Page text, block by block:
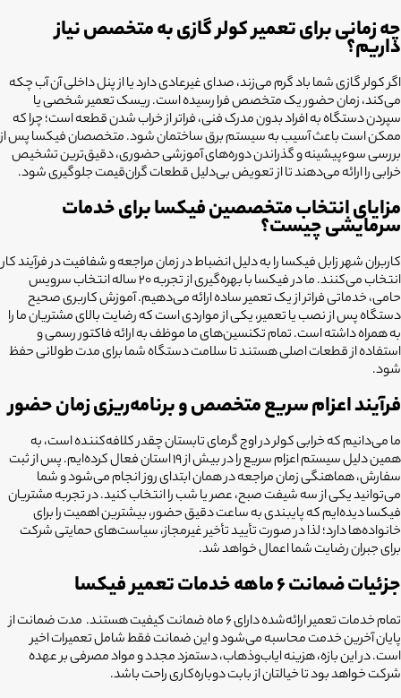
چه زمانی برای تعمیر کولر گازی به متخصص نیاز
داریم؟
اگر کولر گازی شما باد گرم می‌زند، صدای غیرعادی دارد یا از پنل داخلی آن آب چکه
می‌کند، زمان حضور یک متخصص فرا رسیده است. ریسک تعمیر شخصی یا
سپردن دستگاه به افراد بدون مدرک فنی، فراتر از خراب شدن قطعه است؛ چرا که
ممکن است باعث آسیب به سیستم برق ساختمان شود. متخصصان فیکسا پس از
بررسی سوءپیشینه و گذراندن دوره‌های آموزشی حضوری، دقیق‌ترین تشخیص
خرابی را ارائه می‌دهند تا از تعویض بی‌دلیل قطعات گران‌قیمت جلوگیری شود.
مزایای انتخاب متخصصین فیکسا برای خدمات
سرمایشی چیست؟
کاربران شهر زابل فیکسا را به دلیل انضباط در زمان مراجعه و شفافیت در فرآیند کار
انتخاب می‌کنند. ما در فیکسا با بهره‌گیری از تجربه ۲۰ ساله انتخاب سرویس
حامی، خدماتی فراتر از یک تعمیر ساده ارائه می‌دهیم. آموزش کاربری صحیح
دستگاه پس از نصب یا تعمیر، یکی از مواردی است که رضایت بالای مشتریان ما را
به همراه داشته است. تمام تکنسین‌های ما موظف به ارائه فاکتور رسمی و
استفاده از قطعات اصلی هستند تا سلامت دستگاه شما برای مدت طولانی حفظ
شود.
فرآیند اعزام سریع متخصص و برنامه‌ریزی زمان حضور
ما می‌دانیم که خرابی کولر در اوج گرمای تابستان چقدر کلافه‌کننده است، به
همین دلیل سیستم اعزام سریع را در بیش از 19 استان فعال کرده‌ایم. پس از ثبت
سفارش، هماهنگی زمان مراجعه در همان ابتدای روز انجام می‌شود و شما
می‌توانید یکی از سه شیفت صبح، عصر یا شب را انتخاب کنید. در تجربه مشتریان
فیکسا دیده‌ایم که پایبندی به ساعت دقیق حضور، بیشترین اهمیت را برای
خانواده‌ها دارد؛ لذا در صورت تأیید تأخیر غیرمجاز، سیاست‌های حمایتی شرکت
برای جبران رضایت شما اعمال خواهد شد.
جزئیات ضمانت ۶ ماهه خدمات تعمیر فیکسا
تمام خدمات تعمیر ارائه‌شده دارای ۶ ماه ضمانت کیفیت هستند. مدت ضمانت از
پایان آخرین خدمت محاسبه می‌شود و این ضمانت فقط شامل تعمیرات اخیر
است. در این بازه، هزینه ایاب‌وذهاب، دستمزد مجدد و مواد مصرفی بر عهده
شرکت خواهد بود تا خیالتان از بابت دوباره‌کاری راحت باشد.